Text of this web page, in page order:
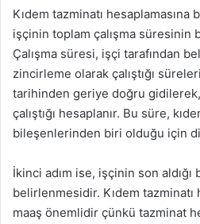
Kıdem tazminatı hesaplamasına
işçinin toplam çalışma süresinin
Çalışma süresi, işçi tarafından
zincirleme olarak çalıştığı
tarihinden geriye doğru
çalıştığı hesaplanır. Bu süre,
bileşenlerinden biri olduğu için
İkinci adım ise, işçinin son aldığı
belirlenmesidir. Kıdem tazminatı
maaş önemlidir çünkü tazminat